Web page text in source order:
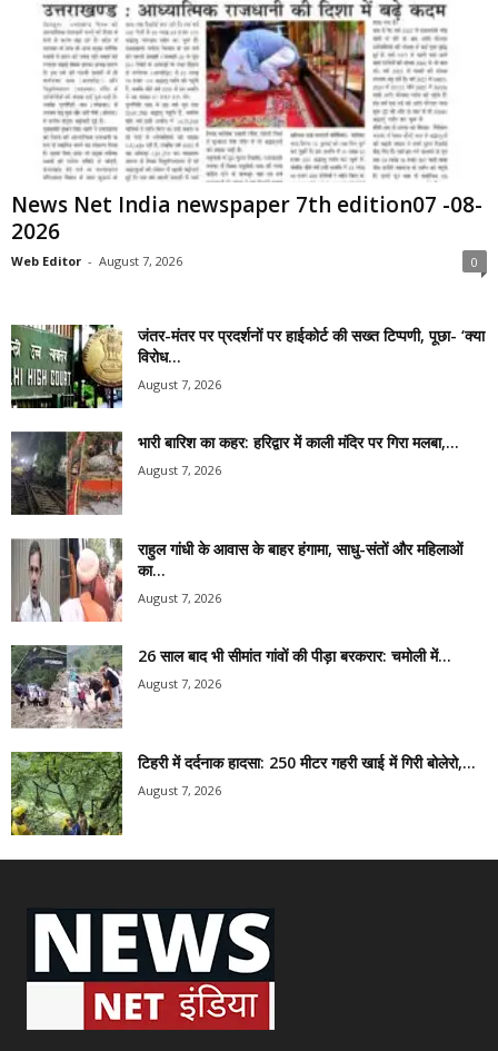
News Net India newspaper 7th edition07 -08-
2026
Web Editor - August 7, 2026 0
जंतर-मंतर पर प्रदर्शनों पर हाईकोर्ट की सख्त टिप्पणी, पूछा- ‘क्या
विरोध...
August 7, 2026
भारी बारिश का कहर: हरिद्वार में काली मंदिर पर गिरा मलबा,...
August 7, 2026
राहुल गांधी के आवास के बाहर हंगामा, साधु-संतों और महिलाओं
का...
August 7, 2026
26 साल बाद भी सीमांत गांवों की पीड़ा बरकरार: चमोली में...
August 7, 2026
टिहरी में दर्दनाक हादसा: 250 मीटर गहरी खाई में गिरी बोलेरो,...
August 7, 2026